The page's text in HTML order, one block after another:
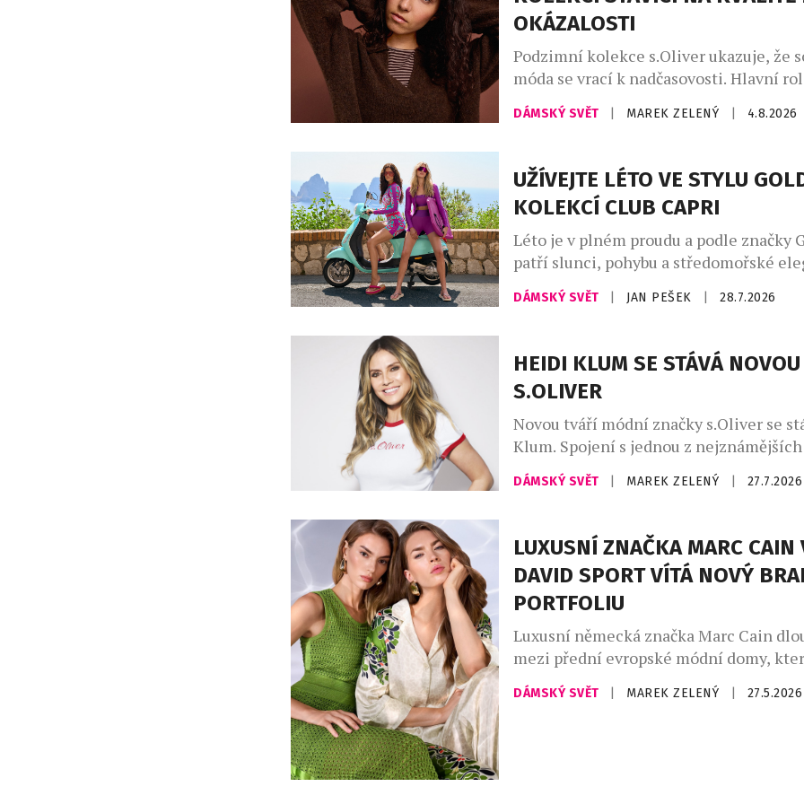
OKÁZALOSTI
Podzimní kolekce s.Oliver ukazuje, že
móda se vrací k nadčasovosti. Hlavní
promyšlený kapsulový šatník, v němž
hřejivé odstíny kávy – od mocha mousse
indigo denim, jenž propojuje přírodní
městskou elegancí. Charakter kolekce
uvolněné siluety, široké kalhoty, lehce
DÁMSKÝ SVĚT MAREK ZELENÝ 4.8.2026
UŽÍVEJTE LÉTO VE STYLU
KOLEKCÍ CLUB CAPRI
Léto je v plném proudu a podle značky
patří slunci, pohybu a středomořské
Kolekce Club Capri vás přenese na
ostrov, s jeho uvolněnou atmosférou a
kolekci najdete stylové modely na
pilates, fitness, stejně jako luxusní
resortwear – […]
DÁMSKÝ SVĚT JAN PEŠEK 28.7.2026
HEIDI KLUM SE STÁVÁ NOVOU
S.OLIVER
Novou tváří módní značky s.Oliver se
Klum. Spojení s jednou z nejznámějších
módního průmyslu upevňuje pozici
dostupné ležérní módy a přináší svěží
ikony Heidi Klum získává s.Oliver jednu
nejznámějších osobností světové módy.
snoubí globální charisma […]
DÁMSKÝ SVĚT MAREK ZELENÝ 27.7.2026
LUXUSNÍ ZNAČKA MARC CAIN
DAVID SPORT VÍTÁ NOVÝ
PORTFOLIU
Luxusní německá značka Marc Cain
mezi přední evropské módní domy,
současnou podobu ženské elegance.
precizního zpracování, inovativních
DÁMSKÝ SVĚT MAREK ZELENÝ 27.5.2026